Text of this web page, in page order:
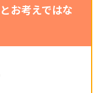
とお考えではな